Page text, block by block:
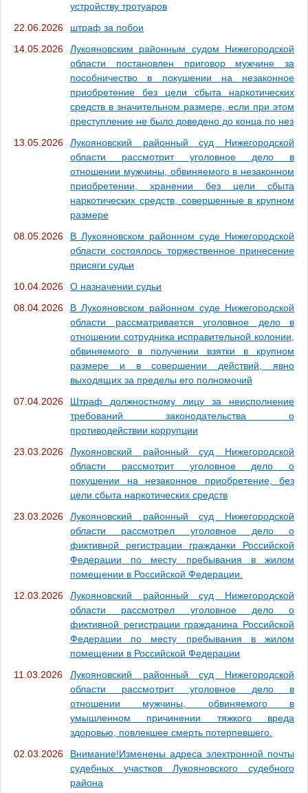
устройству тротуаров
22.06.2026
штраф за побои
14.05.2026
Лукояновским районным судом Нижегородской
области постановлен приговор мужчине за
пособничество в покушении на незаконное
приобретение без цели сбыта наркотических
средств в значительном размере, если при этом
преступление не было доведено до конца по нез
13.05.2026
Лукояновский районный суд Нижегородской
области рассмотрит уголовное дело в
отношении мужчины, обвиняемого в незаконном
приобретении, хранении без цели сбыта
наркотических средств, совершенные в крупном
размере
08.05.2026
В Лукояновском районном суде Нижегородской
области состоялось торжественное принесение
присяги судьи
10.04.2026
О назначении судьи
08.04.2026
В Лукояновском районном суде Нижегородской
области рассматривается уголовное дело в
отношении сотрудника исправительной колонии,
обвиняемого в получении взятки в крупном
размере и в совершении действий, явно
выходящих за пределы его полномочий
07.04.2026
Штраф должностному лицу за неисполнение
требований законодательства о
противодействии коррупции
23.03.2026
Лукояновский районный суд Нижегородской
области рассмотрит уголовное дело о
покушении на незаконное приобретение, без
цели сбыта наркотических средств
23.03.2026
Лукояновский районный суд Нижегородской
области рассмотрел уголовное дело о
фиктивной регистрации гражданки Российской
Федерации по месту пребывания в жилом
помещении в Российской Федерации.
12.03.2026
Лукояновский районный суд Нижегородской
области рассмотрел уголовное дело о
фиктивной регистрации гражданина Российской
Федерации по месту пребывания в жилом
помещении в Российской Федерации
11.03.2026
Лукояновский районный суд Нижегородской
области рассмотрит уголовное дело в
отношении мужчины, обвиняемого в
умышленном причинении тяжкого вреда
здоровью, повлекшее смерть потерпевшего.
02.03.2026
Внимание!Изменены адреса электронной почты
судебных участков Лукояновского судебного
района